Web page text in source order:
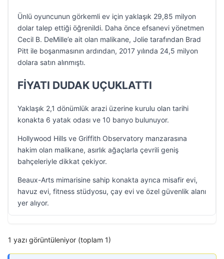
Ünlü oyuncunun görkemli ev için yaklaşık 29,85 milyon
dolar talep ettiği öğrenildi. Daha önce efsanevi yönetmen
Cecil B. DeMille’e ait olan malikane, Jolie tarafından Brad
Pitt ile boşanmasının ardından, 2017 yılında 24,5 milyon
dolara satın alınmıştı.
FİYATI DUDAK UÇUKLATTI
Yaklaşık 2,1 dönümlük arazi üzerine kurulu olan tarihi
konakta 6 yatak odası ve 10 banyo bulunuyor.
Hollywood Hills ve Griffith Observatory manzarasına
hakim olan malikane, asırlık ağaçlarla çevrili geniş
bahçeleriyle dikkat çekiyor.
Beaux-Arts mimarisine sahip konakta ayrıca misafir evi,
havuz evi, fitness stüdyosu, çay evi ve özel güvenlik alanı
yer alıyor.
1 yazı görüntüleniyor (toplam 1)